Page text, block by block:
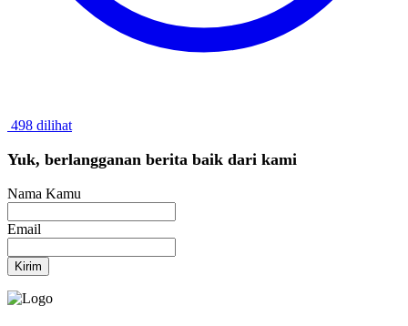
498 dilihat
Yuk, berlangganan berita baik dari kami
Nama Kamu
Email
Kirim